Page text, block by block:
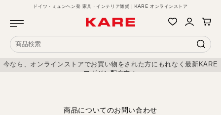
ドイツ・ミュンヘン発 家具・インテリア雑貨 | KARE オンラインストア
今なら、オンラインストアでお買い物をされた方にもれなく最新KARE
マガジン配布中！
商品についてのお問い合わせ